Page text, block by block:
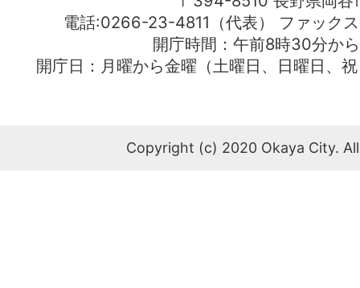
電話:0266-23-4811（代表） ファッ
開庁時間：午前8時30分か
開庁日：月曜から金曜（土曜日、日曜日、
Copyright (c) 2020 Okaya City.